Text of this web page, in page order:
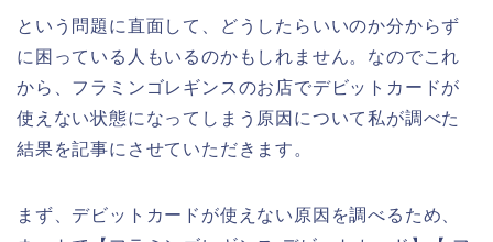
という問題に直面して、どうしたらいいのか分からず
に困っている人もいるのかもしれません。なのでこれ
から、フラミンゴレギンスのお店でデビットカードが
使えない状態になってしまう原因について私が調べた
結果を記事にさせていただきます。
まず、デビットカードが使えない原因を調べるため、